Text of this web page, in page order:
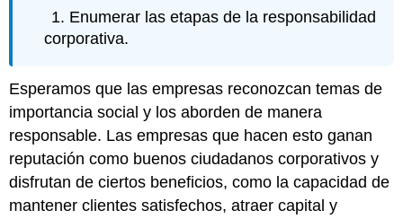
Enumerar las etapas de la responsabilidad
corporativa.
Esperamos que las empresas reconozcan temas de
importancia social y los aborden de manera
responsable. Las empresas que hacen esto ganan
reputación como buenos ciudadanos corporativos y
disfrutan de ciertos beneficios, como la capacidad de
mantener clientes satisfechos, atraer capital y